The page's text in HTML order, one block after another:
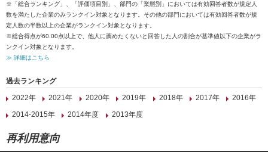
※「総合ランキング」、「評価項目別」、部門の「業態別」においては有効回答者数が規定人
数を満たした企業のみランクイン対象となります。その他の部門においては有効回答者数が規
定人数の半数以上の企業がランクイン対象となります。
※総合得点が60.00点以上で、他人に薦めたくないと回答した人の割合が基準値以下の企業がラ
ンクイン対象となります。
≫ 詳細はこちら
過去ランキング
2022年
2021年 2020年 2019年 2018年 2017年
2016年
2014-2015年
2014年度 2013年度
再利用意向